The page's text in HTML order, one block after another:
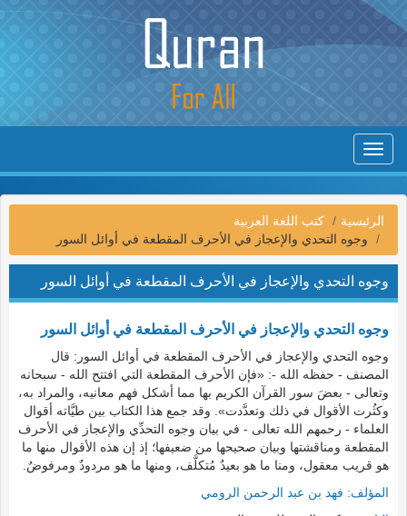
Toggle
navigation
الرئيسية
كتب اللغة العربية
وجوه التحدي والإعجاز في الأحرف المقطعة في أوائل السور
وجوه التحدي والإعجاز في الأحرف المقطعة في أوائل السور
وجوه التحدي والإعجاز في الأحرف المقطعة في أوائل السور
وجوه التحدي والإعجاز في الأحرف المقطعة في أوائل السور: قال
المصنف - حفظه الله -: «فإن الأحرف المقطعة التي افتتح الله - سبحانه
وتعالى - بعضَ سور القرآن الكريم بها مما أشكل فهم معانيه، والمراد به،
وكثُرت الأقوال في ذلك وتعدَّدت». وقد جمع هذا الكتاب بين طيَّاته أقوال
العلماء - رحمهم الله تعالى - في بيان وجوه التحدِّي والإعجاز في الأحرف
المقطعة ومناقشتها وبيان صحيحها من ضعيفها؛ إذ إن هذه الأقوال منها ما
هو قريب معقول، ومنا ما هو بعيدٌ مُتكلَّف، ومنها ما هو مردودٌ ومرفوضٌ.
المؤلف: فهد بن عبد الرحمن الرومي